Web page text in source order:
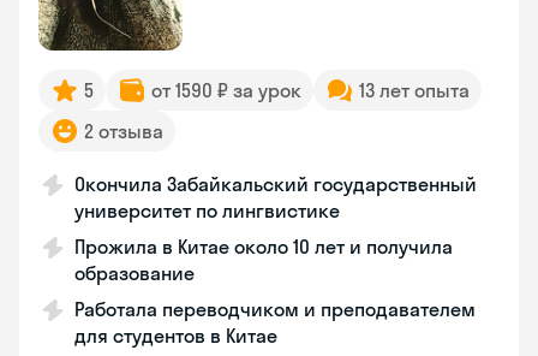
5 от 1590 ₽ за урок
13 лет опыта
2 отзыва
Окончила Забайкальский государственный
университет по лингвистике
Прожила в Китае около 10 лет и получила
образование
Работала переводчиком и преподавателем
для студентов в Китае